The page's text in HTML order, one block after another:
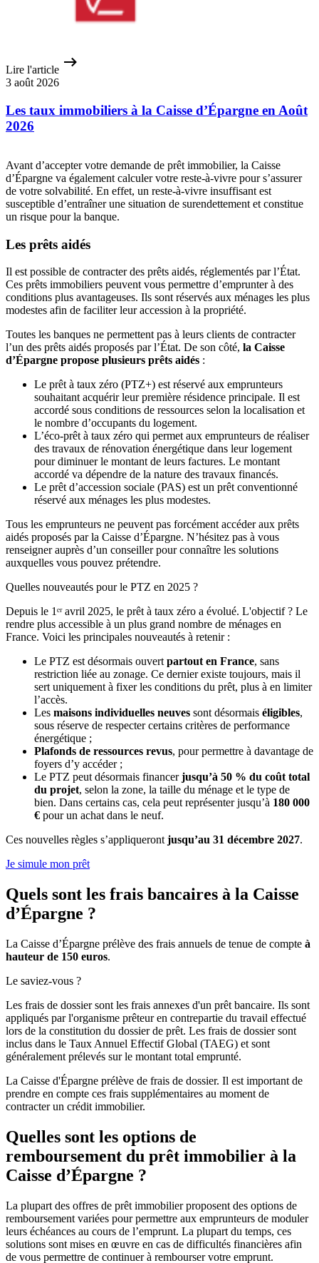
Lire l'article
3 août 2026
Les taux immobiliers à la Caisse d’Épargne en Août
2026
Avant d’accepter votre demande de prêt immobilier, la Caisse
d’Épargne va également calculer votre reste-à-vivre pour s’assurer
de votre solvabilité. En effet, un reste-à-vivre insuffisant est
susceptible d’entraîner une situation de surendettement et constitue
un risque pour la banque.
Les prêts aidés
Il est possible de contracter des prêts aidés, réglementés par l’État.
Ces prêts immobiliers peuvent vous permettre d’emprunter à des
conditions plus avantageuses. Ils sont réservés aux ménages les plus
modestes afin de faciliter leur accession à la propriété.
Toutes les banques ne permettent pas à leurs clients de contracter
l’un des prêts aidés proposés par l’État. De son côté, la Caisse
d’Épargne propose plusieurs prêts aidés :
Le prêt à taux zéro (PTZ+) est réservé aux emprunteurs
souhaitant acquérir leur première résidence principale. Il est
accordé sous conditions de ressources selon la localisation et
le nombre d’occupants du logement.
L’éco-prêt à taux zéro qui permet aux emprunteurs de réaliser
des travaux de rénovation énergétique dans leur logement
pour diminuer le montant de leurs factures. Le montant
accordé va dépendre de la nature des travaux financés.
Le prêt d’accession sociale (PAS) est un prêt conventionné
réservé aux ménages les plus modestes.
Tous les emprunteurs ne peuvent pas forcément accéder aux prêts
aidés proposés par la Caisse d’Épargne. N’hésitez pas à vous
renseigner auprès d’un conseiller pour connaître les solutions
auxquelles vous pouvez prétendre.
Quelles nouveautés pour le PTZ en 2025 ?
Depuis le 1ᵉʳ avril 2025, le prêt à taux zéro a évolué. L'objectif ? Le
rendre plus accessible à un plus grand nombre de ménages en
France. Voici les principales nouveautés à retenir :
Le PTZ est désormais ouvert partout en France, sans
restriction liée au zonage. Ce dernier existe toujours, mais il
sert uniquement à fixer les conditions du prêt, plus à en limiter
l’accès.
Les maisons individuelles neuves sont désormais éligibles,
sous réserve de respecter certains critères de performance
énergétique ;
Plafonds de ressources revus, pour permettre à davantage de
foyers d’y accéder ;
Le PTZ peut désormais financerjusqu’à 50 % du coût total
du projet, selon la zone, la taille du ménage et le type de
bien. Dans certains cas, cela peut représenter jusqu’à 180 000
€ pour un achat dans le neuf.
Ces nouvelles règles s’appliqueront jusqu’au 31 décembre 2027.
Je simule mon prêt
Quels sont les frais bancaires à la Caisse
d’Épargne ?
La Caisse d’Épargne prélève des frais annuels de tenue de compte à
hauteur de 150 euros.
Le saviez-vous ?
Les frais de dossier sont les frais annexes d'un prêt bancaire. Ils sont
appliqués par l'organisme prêteur en contrepartie du travail effectué
lors de la constitution du dossier de prêt. Les frais de dossier sont
inclus dans le Taux Annuel Effectif Global (TAEG) et sont
généralement prélevés sur le montant total emprunté.
La Caisse d'Épargne prélève de frais de dossier. Il est important de
prendre en compte ces frais supplémentaires au moment de
contracter un crédit immobilier.
Quelles sont les options de
remboursement du prêt immobilier à la
Caisse d’Épargne ?
La plupart des offres de prêt immobilier proposent des options de
remboursement variées pour permettre aux emprunteurs de moduler
leurs échéances au cours de l’emprunt. La plupart du temps, ces
solutions sont mises en œuvre en cas de difficultés financières afin
de vous permettre de continuer à rembourser votre emprunt.